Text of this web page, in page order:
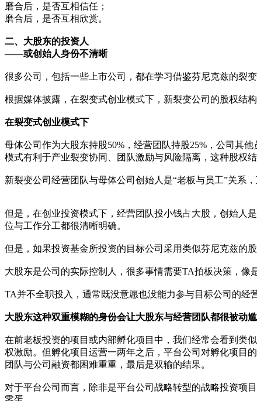
磨合后，是否互相信任；
磨合后，是否互相欣赏。
二、大股东的投资人
——或创始人身份不清晰
很多公司，包括一些上市公司，都在学习借鉴芬尼克兹的裂
根据媒体披露，在裂变式创业模式下，新裂变公司的股权结构
在裂变式创业模式下
母体公司作为大股东持股50%，经营团队持股25%，公司其
模式有利于产业裂变协同、团队激励与风险隔离，这种股权结
新裂变公司经营团队与母体公司创始人是“老板与员工”关系
但是，在创业投资模式下，经营团队投小钱占大股，创始人
位与工作分工都很清晰明确。
但是，如果投资基金所投资的目标公司采用类似芬尼克兹的
大股东是公司的实际控制人，很多事情需要TA拍板决策，像
TA并不全职投入，通常既没意愿也没能力参与目标公司的经
大股东这种双重模糊的身份会让大股东与经营团队都很被动尴
在前老板投资的项目或内部孵化项目中，我们经常会看到类
权激励。但孵化项目运营一两年之后，平台公司对孵化项目
团队与公司融资都困难重重，最后是双输的结果。
对于平台公司而言，除非是平台公司战略转型的战略投资项